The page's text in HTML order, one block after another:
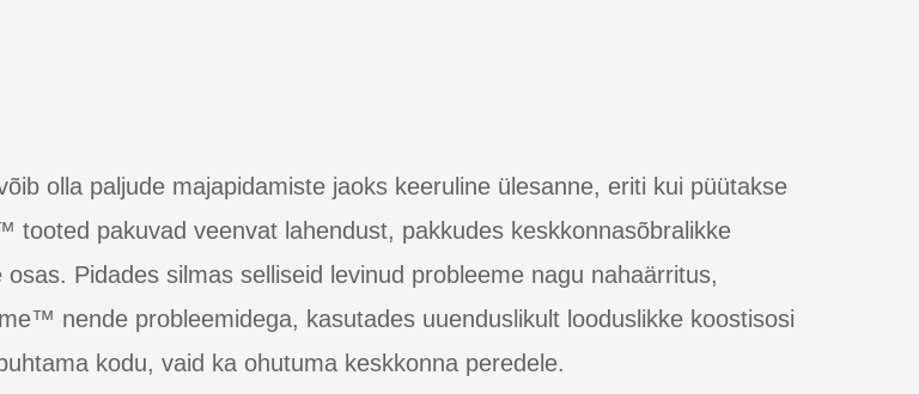
olla paljude majapidamiste jaoks keeruline ülesanne, eriti kui püütakse
pakuvad veenvat lahendust, pakkudes keskkonnasõbralikke
Pidades silmas selliseid levinud probleeme nagu nahaärritus,
nende probleemidega, kasutades uuenduslikult looduslikke koostisosi
kodu, vaid ka ohutuma keskkonna peredele.